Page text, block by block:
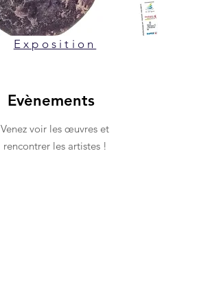
Exposition
Evènements
Venez voir les œuvres et
rencontrer les artistes !